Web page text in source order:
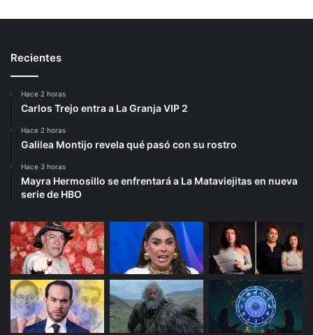
Recientes
Hace 2 horas
Carlos Trejo entra a La Granja VIP 2
Hace 2 horas
Galilea Montijo revela qué pasó con su rostro
Hace 3 horas
Mayra Hermosillo se enfrentará a La Mataviejitas en nueva
serie de HBO